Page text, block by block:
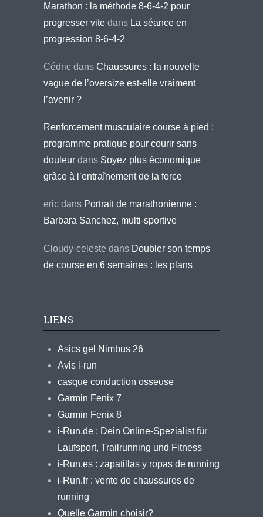
Marathon : la méthode 8-6-4-2 pour
progresser vite dans La séance en
progression 8-6-4-2
Cédric dans Chaussures : la nouvelle
vague de l’oversize est-elle vraiment
l’avenir ?
Renforcement musculaire course à pied :
programme pratique pour courir sans
douleur dans Soyez plus économique
grâce à l’entraînement de la force
eric dans Portrait de marathonienne :
Barbara Sanchez, multi-sportive
Cloudy-celeste dans Doubler son temps
de course en 6 semaines : les plans
LIENS
Asics gel Nimbus 26
Avis i-run
casque conduction osseuse
Garmin Fenix 7
Garmin Fenix 8
i-Run.de : Dein Online-Spezialist für
Laufsport, Trailrunning und Fitness
i-Run.es : zapatillas y ropas de running
i-Run.fr : vente de chaussures de
running
Quelle Garmin choisir?